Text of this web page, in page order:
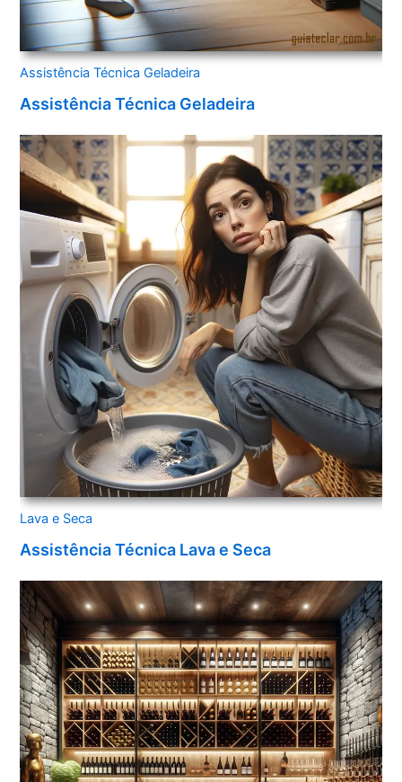
Assistência Técnica Geladeira
Assistência Técnica Geladeira
Lava e Seca
Assistência Técnica Lava e Seca